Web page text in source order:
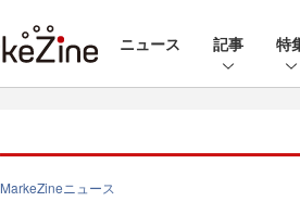
ニュース 記事 特
MarkeZineニュース